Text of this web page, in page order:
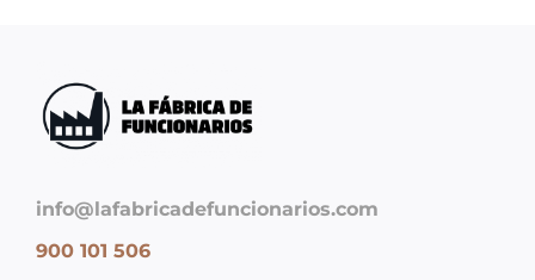
info@lafabricadefuncionarios.com
900 101 506